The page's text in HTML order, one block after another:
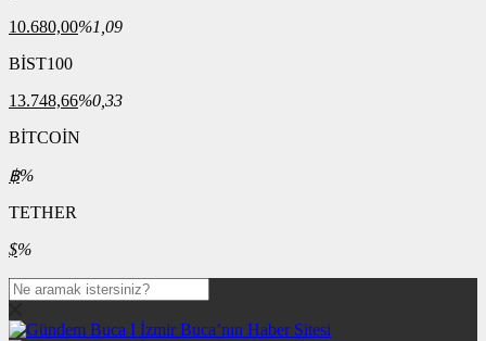
10.680,00%1,09
BİST100
13.748,66%0,33
BİTCOİN
฿%
TETHER
$%